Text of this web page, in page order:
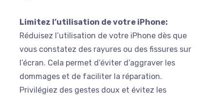
Limitez l’utilisation de votre iPhone:
Réduisez l’utilisation de votre iPhone dès que
vous constatez des rayures ou des fissures sur
l’écran. Cela permet d’éviter d’aggraver les
dommages et de faciliter la réparation.
Privilégiez des gestes doux et évitez les